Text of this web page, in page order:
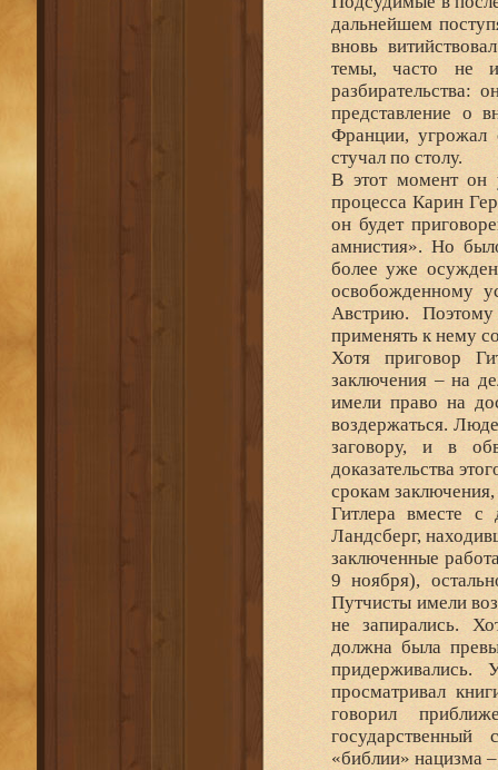
дальнейшем
вновь
темы, часто не
разбирательства:
представление о
Франции,
стучал по столу.
В этот момент он
процесса Карин
он будет
амнистия». Но
более уже
освобожденному
Австрию.
применять к нему
Хотя приговор
заключения – на
имели право на
воздержаться.
заговору, и в
доказательства
срокам
Гитлера вместе
Ландсберг,
заключенные
9 ноября),
Путчисты имели
не запирались.
должна была
просматривал
говорил
«библии» нацизма